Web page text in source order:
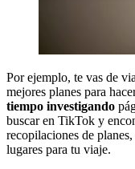
Por ejemplo, te vas de
mejores planes para
tiempo investigando
buscar en TikTok y
recopilaciones de
lugares para tu viaje.